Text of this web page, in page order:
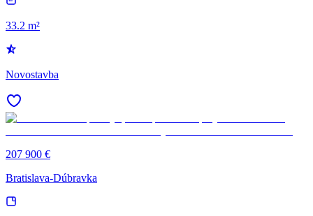
33.2 m²
Novostavba
207 900 €
Bratislava-Dúbravka